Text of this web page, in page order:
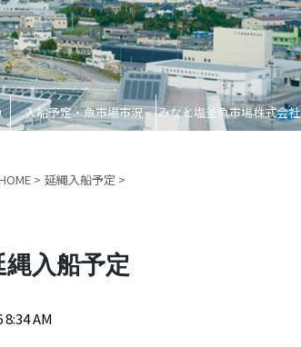
入船予定・魚市場市況 みなと塩釜魚市場株式会社
> 延縄入船予定 >
入船予定
AM